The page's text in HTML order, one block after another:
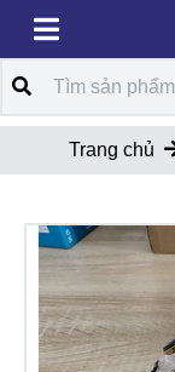
Trang chủ